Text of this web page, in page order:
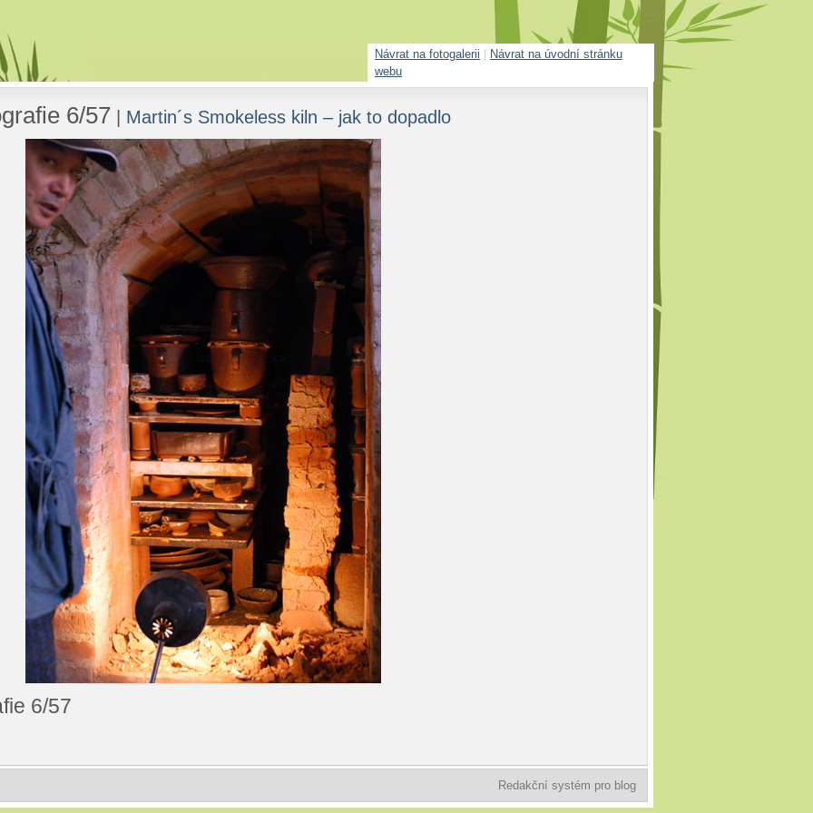
Návrat na fotogalerii
Návrat na úvodní stránku
webu
6/57 | Martin´s Smokeless kiln – jak to dopadlo
6/57
Redakční systém pro blog